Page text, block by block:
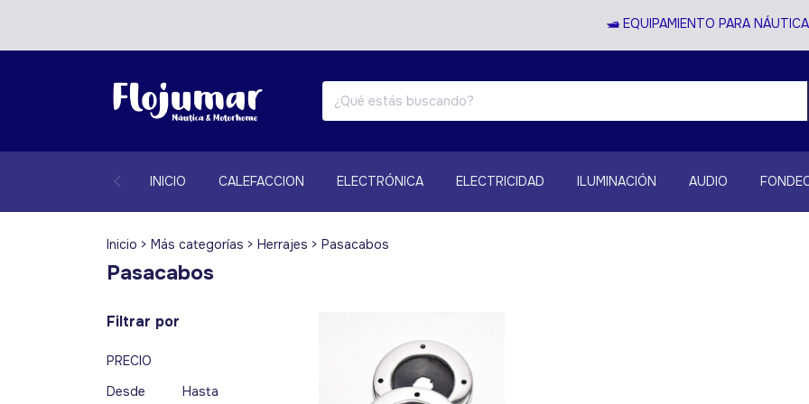
🛥️ EQUIPAMIENTO PARA NÁUTICA
INICIO CALEFACCION ELECTRÓNICA ELECTRICIDAD ILUMINACIÓN AUDIO
Inicio > Más categorías > Herrajes > Pasacabos
Pasacabos
Filtrar por
PRECIO
Desde
Hasta